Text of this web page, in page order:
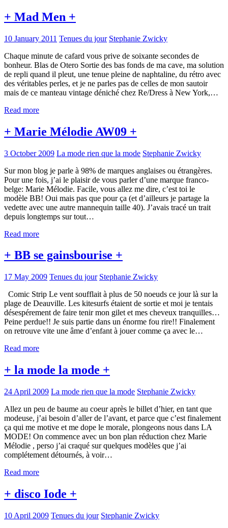
+ Mad Men +
10 January 2011 Tenues du jour Stephanie Zwicky
Chaque minute de cafard vous prive de soixante secondes de
bonheur. Blas de Otero Sortie des bas fonds de ma cave, ma solution
de repli quand il pleut, une tenue pleine de naphtaline, du rétro avec
des véritables perles, et je ne parles pas de celles de mon sautoir
mais de ce manteau vintage déniché chez Re/Dress à New York,…
Read more
+ Marie Mélodie AW09 +
3 October 2009 La mode rien que la mode Stephanie Zwicky
Sur mon blog je parle à 98% de marques anglaises ou étrangères.
Pour une fois, j’ai le plaisir de vous parler d’une marque franco-
belge: Marie Mélodie. Facile, vous allez me dire, c’est toi le
modèle BB! Oui mais pas que pour ça (et d’ailleurs je partage la
vedette avec une autre mannequin taille 40). J’avais tracé un trait
depuis longtemps sur tout…
Read more
+ BB se gainsbourise +
17 May 2009 Tenues du jour Stephanie Zwicky
Comic Strip Le vent soufflait à plus de 50 noeuds ce jour là sur la
plage de Deauville. Les kitesurfs étaient de sortie et moi je tentais
désespérement de faire tenir mon gilet et mes cheveux tranquilles…
Peine perdue!! Je suis partie dans un énorme fou rire!! Finalement
on retrouve vite une âme d’enfant à jouer comme ça avec le…
Read more
+ la mode la mode +
24 April 2009 La mode rien que la mode Stephanie Zwicky
Allez un peu de baume au coeur après le billet d’hier, en tant que
modeuse, j’ai besoin d’aller de l’avant, et parce que c’est finalement
ça qui me motive et me dope le morale, plongeons nous dans LA
MODE! On commence avec un bon plan réduction chez Marie
Mélodie , perso j’ai craqué sur quelques modèles que j’ai
complétement détournés, à voir…
Read more
+ disco Iode +
10 April 2009 Tenues du jour Stephanie Zwicky